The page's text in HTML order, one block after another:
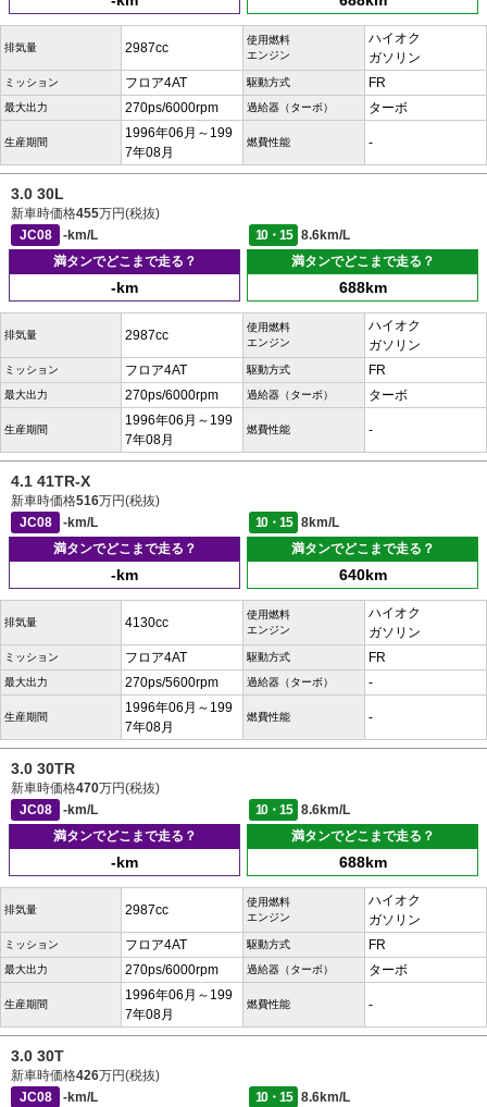
排気量 2987cc
使用燃料
エンジン
ハイオク
ガソリン
ミッション フロア4AT 駆動方式 FR
最大出力 270ps/6000rpm 過給器（ターボ） ターボ
生産期間
1996年06月～199
7年08月
燃費性能 -
3.0 30L
新車時価格455万円(税抜)
JC08
-km/L 10・15
8.6km/L
満タンでどこまで走る？
-km
満タンでどこまで走る？
688km
排気量 2987cc
使用燃料
エンジン
ハイオク
ガソリン
ミッション フロア4AT 駆動方式 FR
最大出力 270ps/6000rpm 過給器（ターボ） ターボ
生産期間
1996年06月～199
7年08月
燃費性能 -
4.1 41TR-X
新車時価格516万円(税抜)
JC08
-km/L 10・15
8km/L
満タンでどこまで走る？
-km
満タンでどこまで走る？
640km
排気量 4130cc
使用燃料
エンジン
ハイオク
ガソリン
ミッション フロア4AT 駆動方式 FR
最大出力 270ps/5600rpm 過給器（ターボ） -
生産期間
1996年06月～199
7年08月
燃費性能 -
3.0 30TR
新車時価格470万円(税抜)
JC08
-km/L 10・15
8.6km/L
満タンでどこまで走る？
-km
満タンでどこまで走る？
688km
排気量 2987cc
使用燃料
エンジン
ハイオク
ガソリン
ミッション フロア4AT 駆動方式 FR
最大出力 270ps/6000rpm 過給器（ターボ） ターボ
生産期間
1996年06月～199
7年08月
燃費性能 -
3.0 30T
新車時価格426万円(税抜)
JC08
-km/L 10・15
8.6km/L